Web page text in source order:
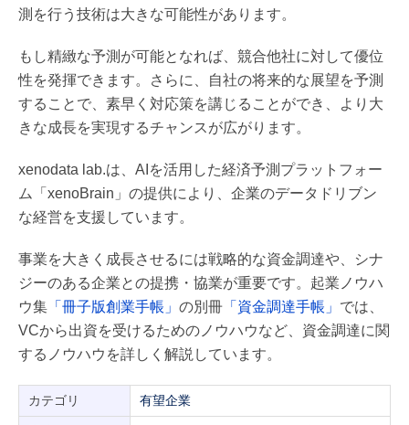
測を行う技術は大きな可能性があります。
もし精緻な予測が可能となれば、競合他社に対して優位
性を発揮できます。さらに、自社の将来的な展望を予測
することで、素早く対応策を講じることができ、より大
きな成長を実現するチャンスが広がります。
xenodata lab.は、AIを活用した経済予測プラットフォー
ム「xenoBrain」の提供により、企業のデータドリブン
な経営を支援しています。
事業を大きく成長させるには戦略的な資金調達や、シナ
ジーのある企業との提携・協業が重要です。起業ノウハ
ウ集 「冊子版創業手帳」 の別冊 「資金調達手帳」 では、
VCから出資を受けるためのノウハウなど、資金調達に関
するノウハウを詳しく解説しています。
カテゴリ 有望企業